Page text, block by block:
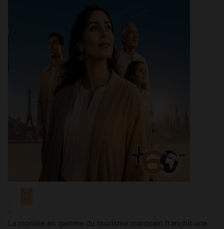
La montée en gamme du tourisme marocain franchit une